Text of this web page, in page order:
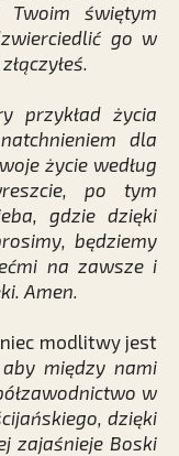
Twoim świętym
go w
przykład życia
dla
życie według
po tym
gdzie dzięki
będziemy
na zawsze i
Amen.
modlitwy jest
między nami
w
dzięki
zajaśnieje Boski